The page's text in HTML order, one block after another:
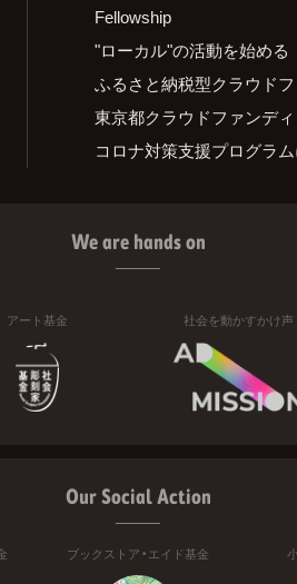
Fellowship
"ローカル"の活動を始める
ふるさと納税型クラウド
東京都クラウドファンデ
コロナ対策支援プログラ
We are hands on
アート基金 社会を動かすかけ声
Our Social Action
ブックストア・エイド基金